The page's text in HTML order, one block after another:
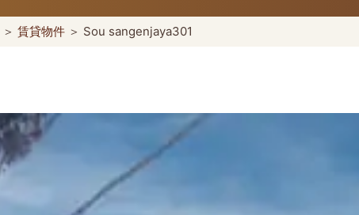
＞ 賃貸物件 ＞ Sou sangenjaya301